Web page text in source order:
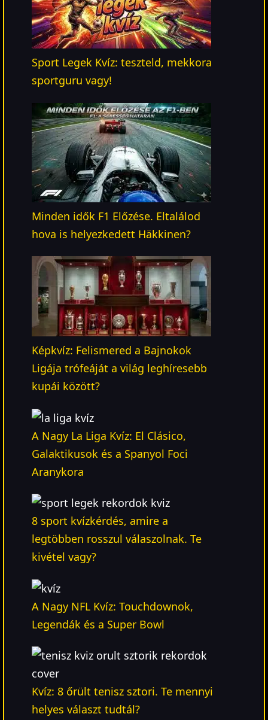
Sport Legek Kvíz: teszteld, mekkora
sportguru vagy!
Minden idők F1 Előzése. Eltalálod
hova is helyezkedett Häkkinen?
Képkvíz: Felismered a Bajnokok
Ligája trófeáját a világ leghíresebb
kupái között?
A Nagy La Liga Kvíz: El Clásico,
Galaktikusok és a Spanyol Foci
Aranykora
8 sport kvízkérdés, amire a
legtöbben rosszul válaszolnak. Te
kivétel vagy?
A Nagy NFL Kvíz: Touchdownok,
Legendák és a Super Bowl
Kvíz: 8 őrült tenisz sztori. Te mennyi
helyes választ tudtál?